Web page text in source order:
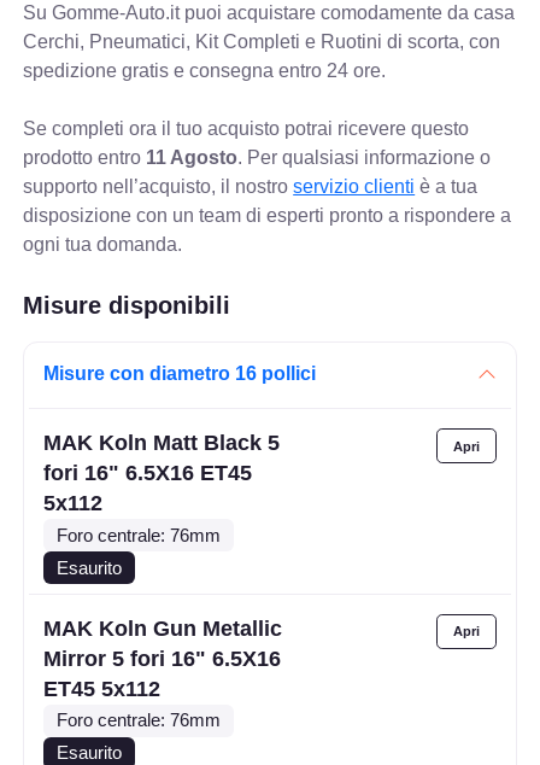
Su Gomme-Auto.it puoi acquistare comodamente da casa
Cerchi, Pneumatici, Kit Completi e Ruotini di scorta, con
spedizione gratis e consegna entro 24 ore.
Se completi ora il tuo acquisto potrai ricevere questo
prodotto entro 11 Agosto. Per qualsiasi informazione o
supporto nell’acquisto, il nostroservizio clienti è a tua
disposizione con un team di esperti pronto a rispondere a
ogni tua domanda.
Misure disponibili
Misure con diametro 16 pollici
MAK Koln Matt Black 5
fori 16" 6.5X16 ET45
5x112
Foro centrale: 76mm
Esaurito
MAK Koln Gun Metallic
Mirror 5 fori 16" 6.5X16
ET45 5x112
Foro centrale: 76mm
Esaurito